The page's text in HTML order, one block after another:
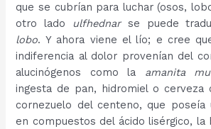
que se cubrían para luchar (osos,
otro lado ulfhednarse puede
lobo. Y ahora viene el lío; e cree
indiferencia al dolor provenían del
alucinógenos como la amanita
ingesta de pan, hidromiel o cerveza
cornezuelo del centeno, que poseía
en compuestos del ácido lisérgico, la